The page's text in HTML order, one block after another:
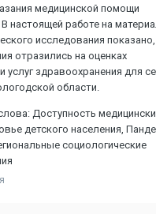
медицинской помощи
настоящей работе на
исследования
отразились на оценках
услуг здравоохранения для
области.
Доступность
детского населения,
социологические